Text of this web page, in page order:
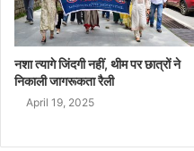
नशा त्यागे जिंदगी नहीं, थीम पर छात्रों ने
निकाली जागरूकता रैली
April 19, 2025